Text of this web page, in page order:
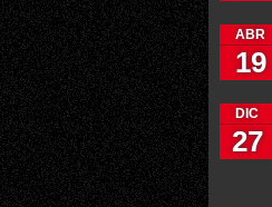
ABR
19
DIC
27